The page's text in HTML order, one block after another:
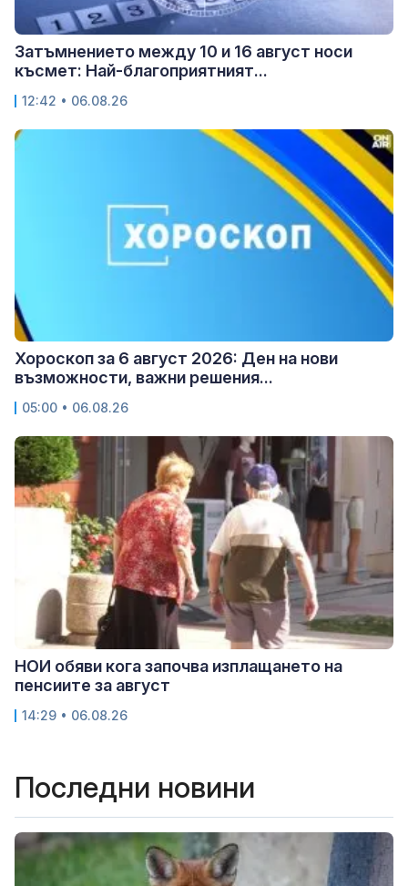
Затъмнението между 10 и 16 август носи
късмет: Най-благоприятният...
12:42 • 06.08.26
Хороскоп за 6 август 2026: Ден на нови
възможности, важни решения...
05:00 • 06.08.26
НОИ обяви кога започва изплащането на
пенсиите за август
14:29 • 06.08.26
Последни новини